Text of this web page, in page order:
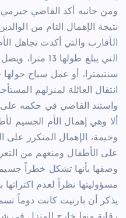
ومن جانبه أكد القاضي
نتيجة الإهمال التام من
الأقارب والتي أكدت تجاهل
سنتيمترا، أو عمل سياج
انتقال العائلة لمنزلهم
واستند القاضي في حكمه على
ألا وهي إهمال الأم الجسيم
وخيمة، الإهمال المتكرر
على الأطفال ومنعهم من
وصفها بأنها تشكل خطراً
مسؤوليتها نظراً لعدم اكتراثها
يذكر أن بارنيت كانت دوماً